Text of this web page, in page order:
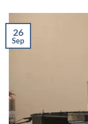
26
Sep